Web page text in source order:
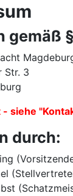
gemäß
Str. 3
siehe
durch: